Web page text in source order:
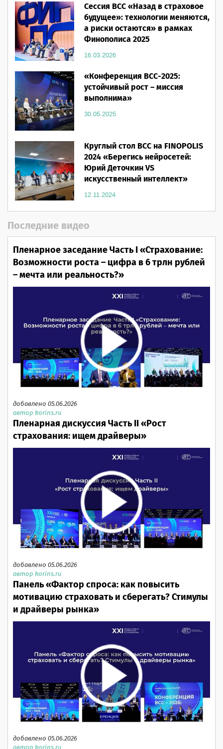
Сессия ВСС «Назад в страховое
будущее»: технологии меняются,
а риски остаются» в рамках
Финополиса 2025
16.03.2026
«Конференция ВСС-2025:
устойчивый рост – миссия
выполнима»
30.05.2025
Круглый стол ВСС на FINOPOLIS
2024 «Берегись нейросетей:
Юрий Деточкин VS
искусственный интеллект»
12.11.2024
Последние видео
Пленарное заседание Часть I «Страхование:
Возможности роста – цифра в 6 трлн рублей
– мечта или реальность?»
добавлено 05.06.2026
автор korins.ru
Пленарная дискуссия Часть II «Рост
страхования: ищем драйверы»
добавлено 05.06.2026
автор korins.ru
Панель «Фактор спроса: как повысить
мотивацию страховать и сберегать? Стимулы
и драйверы рынка»
добавлено 05.06.2026